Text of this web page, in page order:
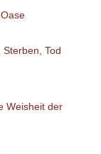
Tod
Weisheit der